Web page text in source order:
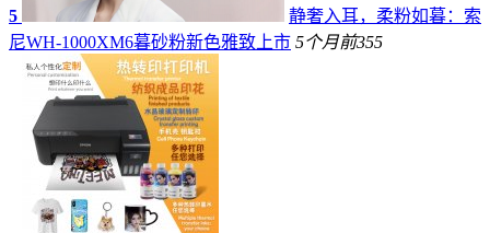
5
静奢入耳，柔粉如暮：索
尼WH-1000XM6暮砂粉新色雅致上市 5个月前355